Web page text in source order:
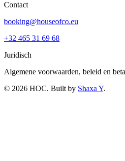
Contact
booking@houseofco.eu
+32 465 31 69 68
Juridisch
Algemene voorwaarden, beleid en
© 2026 HOC. Built by Shaxa Y.